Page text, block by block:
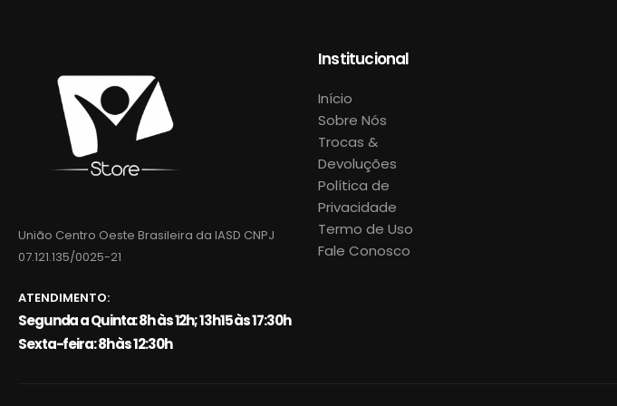
União Centro Oeste Brasileira da IASD CNPJ
07.121.135/0025-21
ATENDIMENTO:
Segunda a Quinta: 8h às 12h; 13h15 às 17:30h
Sexta-feira: 8h às 12:30h
Institucional
Início
Sobre Nós
Trocas &
Devoluções
Política de
Privacidade
Termo de Uso
Fale Conosco